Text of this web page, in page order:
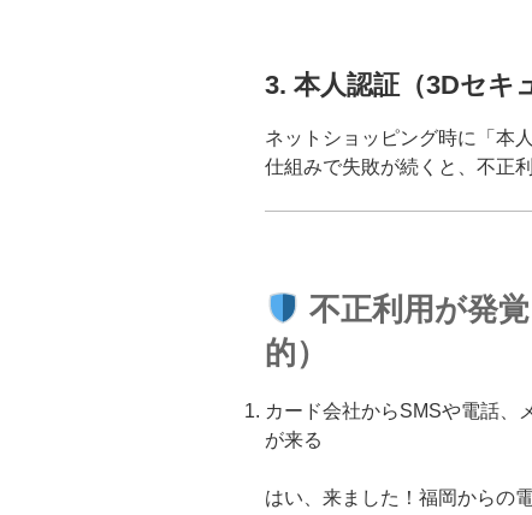
3. 本人認証（3Dセキ
ネットショッピング時に「本
仕組みで失敗が続くと、不正
不正利用が発
的）
カード会社からSMSや電話、
が来る
はい、来ました！福岡からの